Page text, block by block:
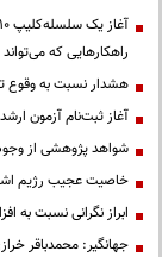
راهکارهایی که
هشدار نسبت به وقوع
آغاز ثبت‌نام آزمون
شواهد پژوهشی از
خاصیت عجیب رژیم
ابراز نگرانی نسبت
جهانگیر: محمدباقر